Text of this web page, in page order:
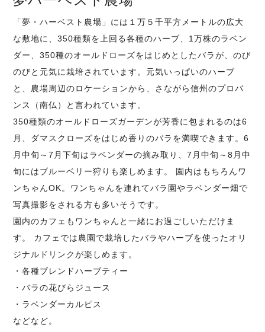
「夢・ハーベスト農場」には１万５千平方メートルの広大
な敷地に、350種類を上回る各種のハーブ、1万株のラベン
ダー、350種のオールドローズをはじめとしたバラが、のび
のびと元気に栽培されています。元気いっぱいのハーブ
と、農場周辺のロケーションから、さながら信州のプロバ
ンス（南仏）と言われています。
350種類のオールドローズガーデンが芳香に包まれるのは6
月、ダマスクローズをはじめ香りのバラを満喫できます。6
月中旬～7月下旬はラベンダーの摘み取り、7月中旬～8月中
旬にはブルーベリー狩りも楽しめます。 園内はもちろんワ
ンちゃんOK。ワンちゃんを連れてバラ園やラベンダー畑で
写真撮影をされる方も多いそうです。
園内のカフェもワンちゃんと一緒にお過ごしいただけま
す。 カフェでは農園で栽培したバラやハーブを使ったオリ
ジナルドリンクが楽しめます。
・各種ブレンドハーブティー
・バラの花びらジュース
・ラベンダーカルピス
などなど。